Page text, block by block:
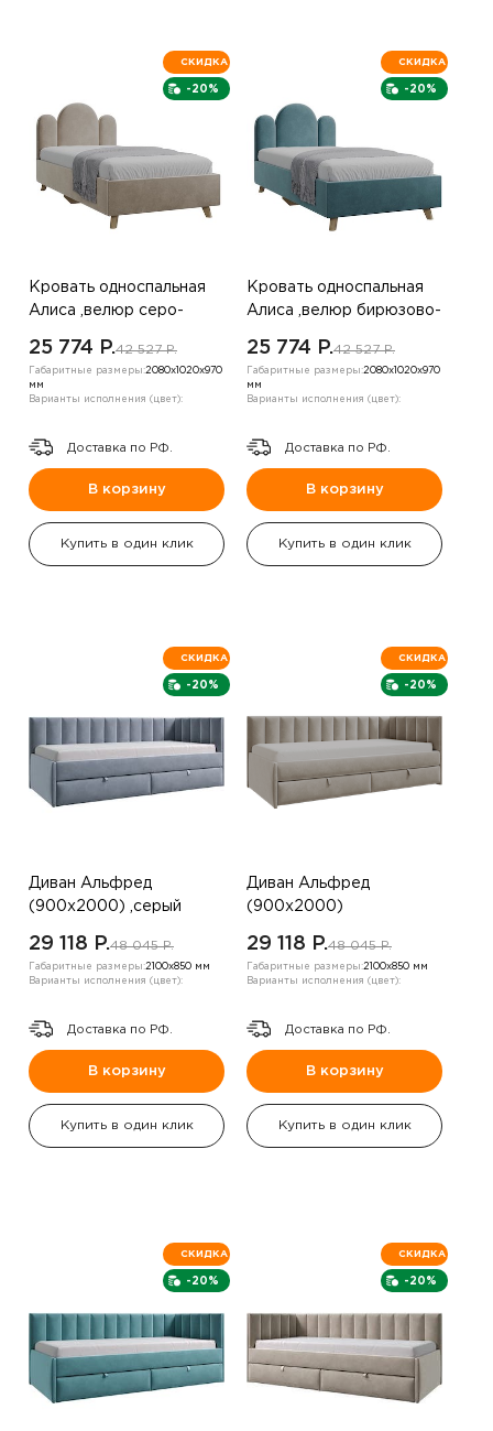
-20%
СКИДКА
Кровать односпальная
Алиса ,велюр серо-
25 774 P.42 527 P.
Габаритные размеры:2080х1020х970
мм
Варианты исполнения (цвет):
Доставка по РФ.
В корзину
Купить в один клик
-20%
СКИДКА
Кровать односпальная
Алиса ,велюр бирюзово-
25 774 P.42 527 P.
Габаритные размеры:2080х1020х970
мм
Варианты исполнения (цвет):
Доставка по РФ.
В корзину
Купить в один клик
-20%
СКИДКА
Диван Альфред
(900х2000) ,серый
29 118 P.48 045 P.
Габаритные размеры:2100х850 мм
Варианты исполнения (цвет):
Доставка по РФ.
В корзину
Купить в один клик
-20%
СКИДКА
Диван Альфред
(900х2000)
29 118 P.48 045 P.
Габаритные размеры:2100х850 мм
Варианты исполнения (цвет):
Доставка по РФ.
В корзину
Купить в один клик
-20%
СКИДКА
-20%
СКИДКА